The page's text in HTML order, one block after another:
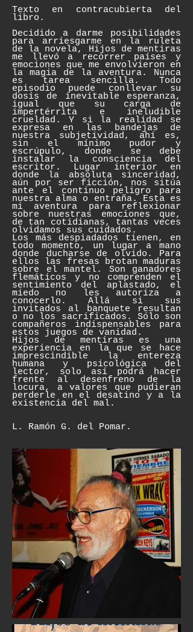
Texto en contracubierta del
libro.
Decidido a darme posibilidades
para arriesgarme en la ruleta
de la novela, Hijos de mentiras
me llevó a recorrer países y
emociones que me envolvieron en
la magia de la aventura. Nunca
es tarea sencilla. Todo
episodio puede conllevar su
dosis de inevitable esperanza,
igual que su carga de
impertérrita e ineludible
crueldad. Y si la realidad se
expresa en las bandejas de
nuestra subjetividad, ahí es,
sin el mínimo pudor y
escrúpulo, donde se debe
instalar la consciencia del
escritor. Lugar interior en
donde la absoluta sinceridad,
aún por ser ficción, nos sitúa
ante el continuo peligro para
nuestra alma o entraña. Esta es
mi aventura para reflexionar
sobre nuestras emociones que,
de tan cotidianas, tantas veces
olvidamos sus cuidados.
Los más despiadados tienen, en
todo momento, un lugar a mano
donde ducharse de olvido. Para
ellos las fresas brotan maduras
sobre el mantel. Son ganadores
flemáticos y no comprenden el
sentimiento del aplastado, el
miedo no les autoriza a
conocerlo. Allá si sus
invitados al banquete resultan
o no los sacrificados. Sólo son
compañeros indispensables para
estos juegos de vanidad.
Hijos de mentiras es una
experiencia en la que se hace
imprescindible la entereza
humana y psicológica del
lector, solo así podrá hacer
frente al desenfreno de la
locura, a valores que pudieran
perderle en el desatino y a la
existencia del mal.
L. Ramón G. del Pomar.